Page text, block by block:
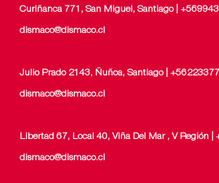
Curiñanca 771, San Miguel, Santiago |
dismaco@dismaco.cl
Julio Prado 2143, Ñuñoa, Santiago |
dismaco@dismaco.cl
Libertad 67, Local 40, Viña Del Mar , V Región |
dismaco@dismaco.cl